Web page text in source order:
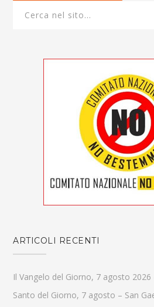
ARTICOLI RECENTI
Il Vangelo del Giorno, 7 agosto
Santo del Giorno, 7 agosto – San